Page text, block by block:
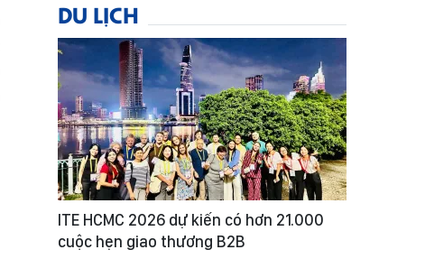
DU LỊCH
ITE HCMC 2026 dự kiến có hơn 21.000
cuộc hẹn giao thương B2B